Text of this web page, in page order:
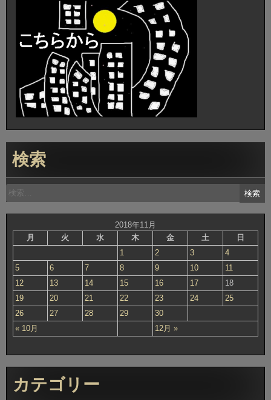
検索
検
索:
2018年11月
月
火 水 木 金 土 日
« 10月 12月 »
1 2 3
4
5
6 7 8 9 10
11
12
13 14 15 16 17
18
19
20 21 22 23 24
25
26
27 28 29 30
カテゴリー